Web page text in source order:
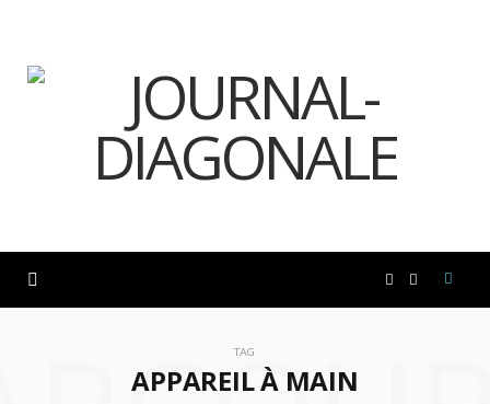
TAG
APPAREIL À MAIN